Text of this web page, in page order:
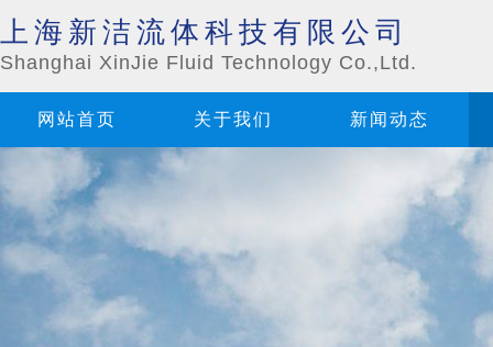
上海新洁流体科技有限公司
Shanghai XinJie Fluid Technology Co.,Ltd.
网站首页 关于我们 新闻动态